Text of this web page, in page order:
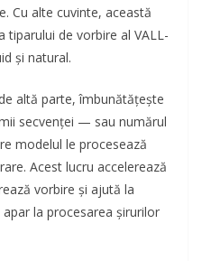
Cu alte cuvinte, această
tiparului de vorbire al VALL-
și natural.
altă parte, îmbunătățește
secvenței — sau numărul
modelul le procesează
Acest lucru accelerează
vorbire și ajută la
la procesarea șirurilor